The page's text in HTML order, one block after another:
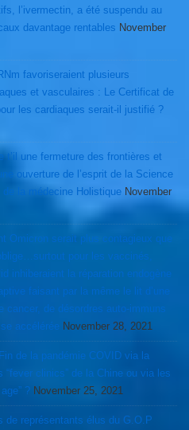
l’ivermectin, a été suspendu au
davantage rentables November
favoriseraient plusieurs
et vasculaires : Le Certificat de
les cardiaques serait-il justifié ?
t’il une fermeture des frontières et
ouverture de l’esprit de la Science
de la médecine Holistique November
Omicron serait plus contagieux que
pour les vaccinés,
inhiberaient la réparation endogène
faisant par la même le lit d’une
cancer, de désordres auto-immuns
accélérée November 28, 2021
de la pandémie COVID via la
clinics” de la Chine ou via les
? November 25, 2021
de représentants élus du G.O.P